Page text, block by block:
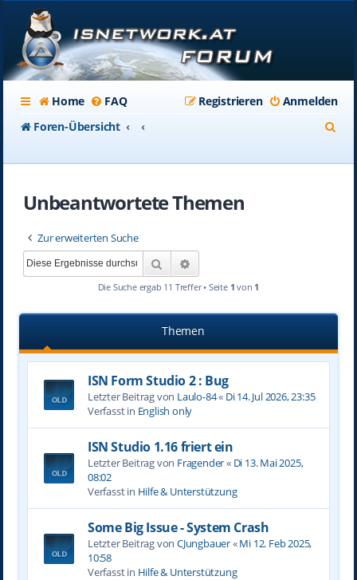
Home FAQ Anmelden
Registrieren
Foren-Übersicht
Unbeantwortete Themen
Zur erweiterten Suche
Suche
Die Suche ergab 11 Treffer • Seite 1 von 1
Themen
ISN Form Studio 2 : Bug
Letzter Beitrag von Laulo-84« Di 14. Jul 2026, 23:35
Verfasst in English only
ISN Studio 1.16 friert ein
Letzter Beitrag von Fragender« Di 13. Mai 2025,
08:02
Verfasst in Hilfe & Unterstützung
Some Big Issue - System Crash
Letzter Beitrag von CJungbauer«Mi 12. Feb 2025,
10:58
Verfasst in Hilfe & Unterstützung